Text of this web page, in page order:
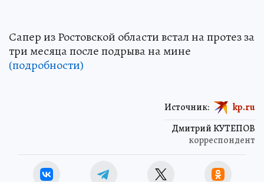
Сапер из Ростовской области встал на протез за
три месяца после подрыва на мине
(подробности)
Дмитрий КУТЕПОВ
корреспондент
Источник: kp.ru